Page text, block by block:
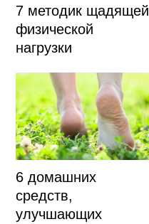
7 методик щадящей
физической
нагрузки
6 домашних
средств,
улучшающих